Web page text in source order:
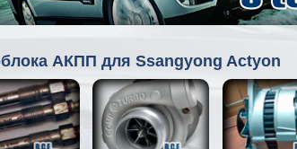
АКПП для Ssangyong Actyon